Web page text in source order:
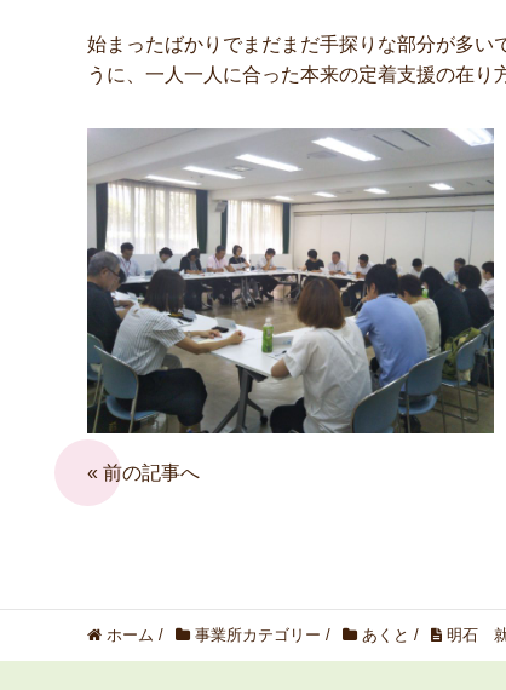
始まったばかりでまだまだ手探りな部分が多い
うに、一人一人に合った本来の定着支援の在り
« 前の記事へ
ホーム / 事業所カテゴリー / あくと / 明石 就